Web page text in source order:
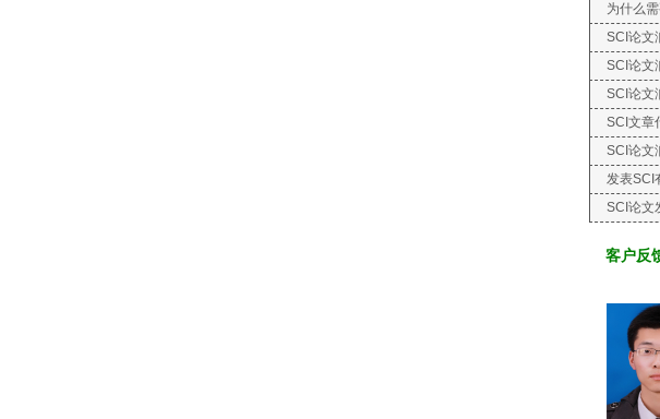
为什么
SCI论文
SCI论文
SCI论文
SCI文章
SCI论文
发表SCI
SCI论文
客户反